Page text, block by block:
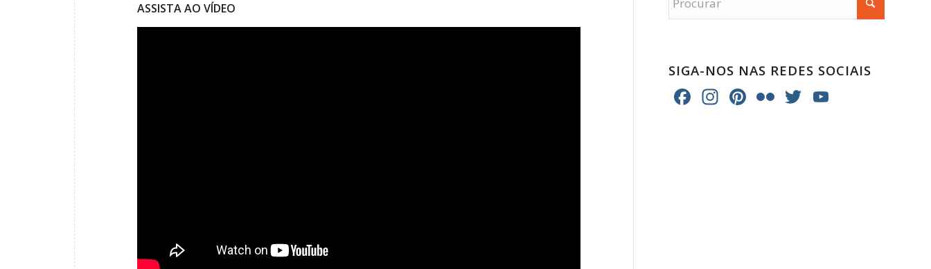
ASSISTA AO VÍDEO
SIGA-NOS NAS REDES SOCIAIS
Facebook
Instagram
Pinterest
FlickrTwitter